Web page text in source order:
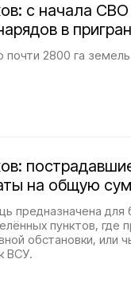
с начала
в
2800 га
на общую
предназначена
пунктов, где
обстановки, или
ВСУ.